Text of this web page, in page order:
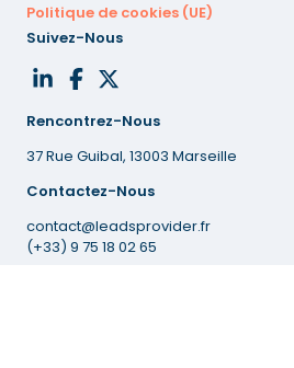
Politique de cookies (UE)
Suivez-Nous
Rencontrez-Nous
37 Rue Guibal, 13003 Marseille
Contactez-Nous
contact@leadsprovider.fr
(+33) 9 75 18 02 65